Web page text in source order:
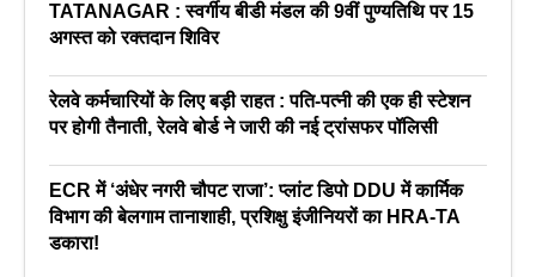
TATANAGAR : स्वर्गीय बीडी मंडल की 9वीं पुण्यतिथि पर 15
अगस्त को रक्तदान शिविर
रेलवे कर्मचारियों के लिए बड़ी राहत : पति-पत्नी की एक ही स्टेशन
पर होगी तैनाती, रेलवे बोर्ड ने जारी की नई ट्रांसफर पॉलिसी
ECR में ‘अंधेर नगरी चौपट राजा’: प्लांट डिपो DDU में कार्मिक
विभाग की बेलगाम तानाशाही, प्रशिक्षु इंजीनियरों का HRA-TA
डकारा!